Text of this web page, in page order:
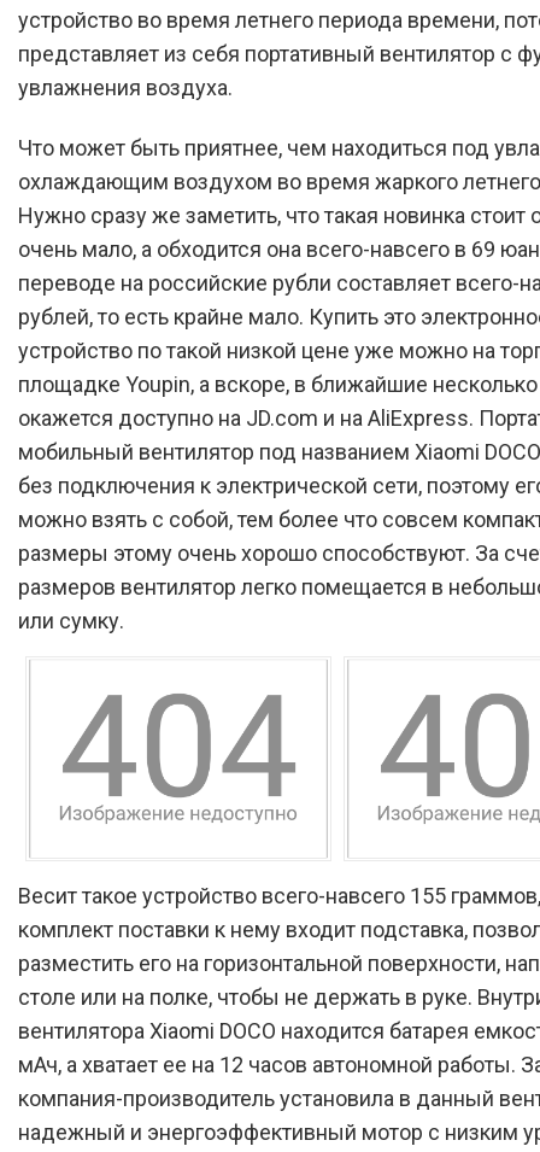
устройство во время летнего периода времени,
представляет из себя портативный вентилятор с
увлажнения воздуха.
Что может быть приятнее, чем находиться под
охлаждающим воздухом во время жаркого
Нужно сразу же заметить, что такая новинка стоит
очень мало, а обходится она всего-навсего в 69
переводе на российские рубли составляет всего-
рублей, то есть крайне мало. Купить это
устройство по такой низкой цене уже можно на
площадке Youpin, а вскоре, в ближайшие
окажется доступно на JD.com и на AliExpress.
мобильный вентилятор под названием Xiaomi
без подключения к электрической сети, поэтому
можно взять с собой, тем более что совсем
размеры этому очень хорошо способствуют. За
размеров вентилятор легко помещается в
или сумку.
Весит такое устройство всего-навсего 155
комплект поставки к нему входит подставка,
разместить его на горизонтальной поверхности,
столе или на полке, чтобы не держать в руке.
вентилятора Xiaomi DOCO находится батарея
мАч, а хватает ее на 12 часов автономной работы.
компания-производитель установила в данный
надежный и энергоэффективный мотор с низким